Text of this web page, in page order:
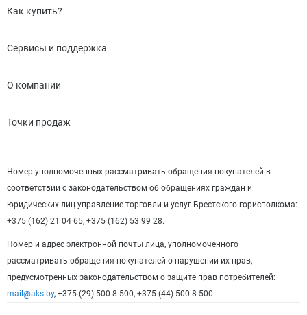
Как купить?
Сервисы и поддержка
О компании
Точки продаж
Номер уполномоченных рассматривать обращения покупателей в
соответствии с законодательством об обращениях граждан и
юридических лиц управление торговли и услуг Брестского горисполкома:
+375 (162) 21 04 65, +375 (162) 53 99 28.
Номер и адрес электронной почты лица, уполномоченного
рассматривать обращения покупателей о нарушении их прав,
предусмотренных законодательством о защите прав потребителей:
mail@aks.by, +375 (29) 500 8 500, +375 (44) 500 8 500.